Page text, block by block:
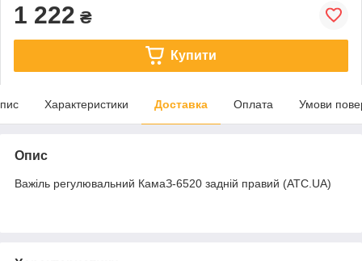
1 222 ₴
Купити
Характеристики Доставка Оплата Умови
Опис
Важіль регулювальний КамаЗ-6520 задній правий (ATC.UA)